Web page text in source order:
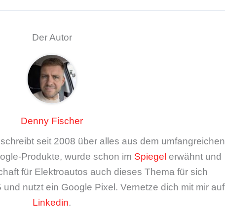
Der Autor
Denny Fischer
seit 2008 über alles aus dem umfangreichen
Produkte, wurde schon im Spiegel erwähnt und
für Elektroautos auch dieses Thema für sich
nutzt ein Google Pixel. Vernetze dich mit mir auf
Linkedin.